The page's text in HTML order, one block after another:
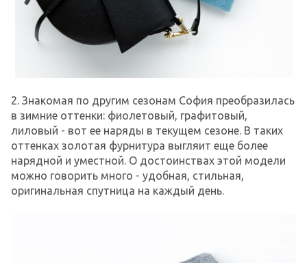
2. Знакомая по другим сезонам София преобразилась
в зимние оттенки: фиолетовый, графитовый,
лиловый - вот ее наряды в текущем сезоне. В таких
оттенках золотая фурнитура выгляит еще более
нарядной и уместной. О достоинствах этой модели
можно говорить много - удобная, стильная,
оригинальная спутница на каждый день.